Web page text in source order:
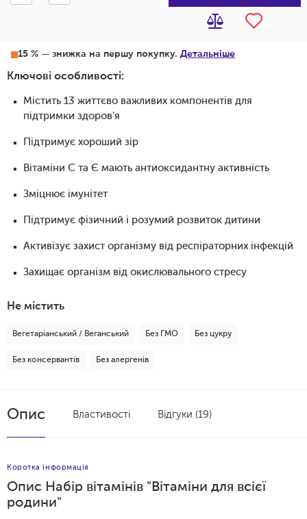
15 % — знижка на першу покупку. Детальніше
Ключові особливості:
Містить 13 життєво важливих компонентів для
підтримки здоров'я
Підтримує хороший зір
Вітаміни С та Є мають антиоксидантну активність
Зміцнює імунітет
Підтримує фізичний і розумий розвиток дитини
Активізує захист організму від респіраторних інфекцій
Захищає організм від окислювального стресу
Не містить
Вегетаріанський / Веганський Без ГМО Без цукру
Без консервантів Без алергенів
Опис Властивості Відгуки (19)
Коротка інформація
Опис Набір вітамінів "Вітаміни для всієї
родини"